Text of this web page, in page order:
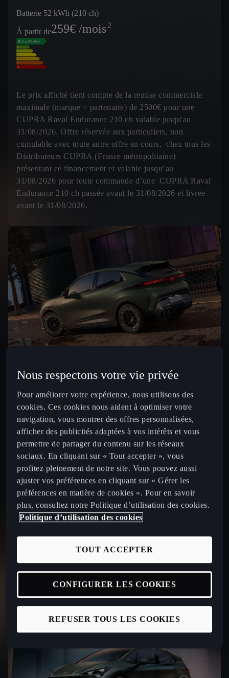
Batterie 52 kWh (210 ch)
À partir de259€ /mois2
Le prix affiché tient compte de la remise commerciale
maximale (marque + partenaire) de 2500€ pour une
CUPRA Raval Endurance 210 ch valable jusqu'au
31/08/2026. Offre réservée aux particuliers, non
cumulable avec toute autre offre en cours, chez tous les
Distributeurs CUPRA (France métropolitaine)
présentant ce financement et valable jusqu’au
31/08/2026 pour toute commande d’une CUPRA Raval
Endurance 210 ch passée avant le 31/08/2026 et livrée
avant le 31/08/2026.
Batterie 52 kWh (225ch)
À partir de359€ /mois
par mois
Le prix affiché tient compte de la remise commerciale
maximale (marque + partenaire) de 2500€ pour une
CUPRA Raval VZ 226 ch valable jusqu'au 31/08/2026.
Offre réservée aux particuliers, non cumulable avec
CUPRA (France métropolitaine) présentant ce
commande d’une CUPRA Raval VZ 226 ch passée
avant le 31/08/2026 et livrée avant le 31/08/2026.
Nous respectons votre vie privée
Pour améliorer votre expérience, nous utilisons des
cookies. Ces cookies nous aident à optimiser votre
navigation, vous montrer des offres personnalisées,
afficher des publicités adaptées à vos intérêts et vous
permettre de partager du contenu sur les réseaux
sociaux. En cliquant sur « Tout accepter », vous
profitez pleinement de notre site. Vous pouvez aussi
ajuster vos préférences en cliquant sur « Gérer les
préférences en matière de cookies ». Pour en savoir
plus, consultez notre Politique d’utilisation des cookies.
Politique d’utilisation des cookies
REFUSER TOUS LES COOKIES
TOUT ACCEPTER
CONFIGURER LES COOKIES